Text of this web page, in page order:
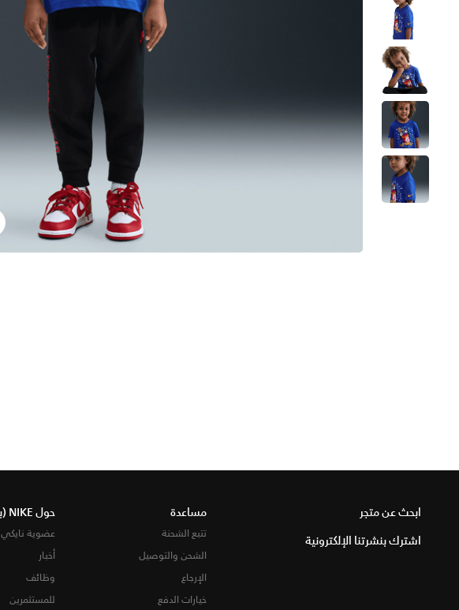
ابحث عن متجر
اشترك بنشرتنا الإلكترونية
مساعدة
تتبع الشحنة
الشحن والتوصيل
الإرجاع
خيارات الدفع
حول NIKE (بالإنجليزية)
عضوية نايكي
أخبار
وظائف
للمستثمرين